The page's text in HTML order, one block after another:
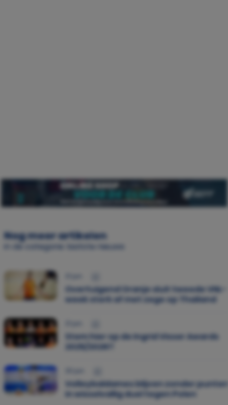
Nog meer artikelen
in de categorie: laatste nieuws
Overtuigend Oranje sluit tweede VNL-
week sterk af met zege op Thailand
Stem hier op de Ingrid Visser Awards
2025/2026!!
Volleybaldames blijven zonder
in wisselvallig duel tegen Polen